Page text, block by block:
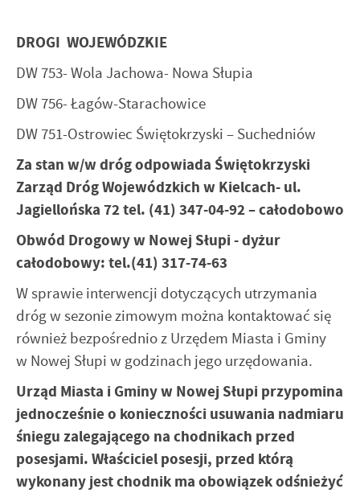
DROGI WOJEWÓDZKIE
DW 753- Wola Jachowa- Nowa Słupia
DW 756- Łagów-Starachowice
DW 751-Ostrowiec Świętokrzyski – Suchedniów
Za stan w/w dróg odpowiada Świętokrzyski
Zarząd Dróg Wojewódzkich w Kielcach- ul.
Jagiellońska 72 tel. (41) 347-04-92 – całodobowo
Obwód Drogowy w Nowej Słupi - dyżur
całodobowy: tel.(41) 317-74-63
W sprawie interwencji dotyczących utrzymania
dróg w sezonie zimowym można kontaktować się
również bezpośrednio z Urzędem Miasta i Gminy
w Nowej Słupi w godzinach jego urzędowania.
Urząd Miasta i Gminy w Nowej Słupi przypomina
jednocześnie o konieczności usuwania nadmiaru
śniegu zalegającego na chodnikach przed
posesjami. Właściciel posesji, przed którą
wykonany jest chodnik ma obowiązek odśnieżyć